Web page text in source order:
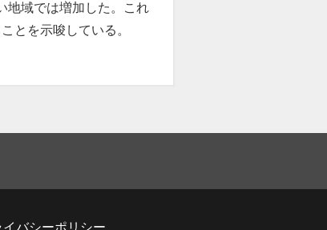
地域では増加した。これ
とを示唆している。